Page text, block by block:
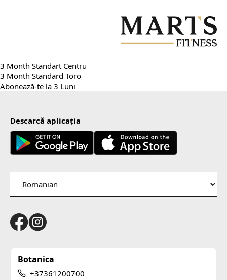
3 Month Standart Centru
3 Month Standard Toro
Abonează-te la 3 Luni
Descarcă aplicația
Botanica
+37361200700